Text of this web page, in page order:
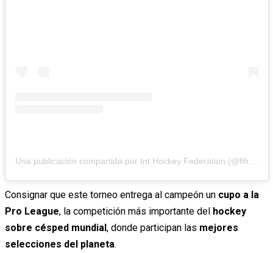
Una publicación compartida por Int Hockey Federation (@fihockey)
Consignar que este torneo entrega al campeón un cupo a la
Pro League, la competición más importante del hockey
sobre césped mundial , donde participan las mejores
selecciones del planeta.